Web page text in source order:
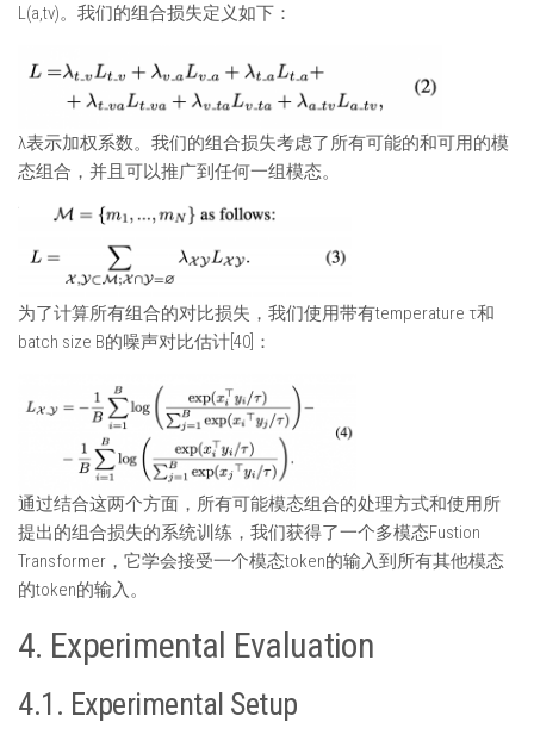
L(a,tv)。我们的组合损失定义如下：
λ表示加权系数。我们的组合损失考虑了所有可能的和可用的模
态组合，并且可以推广到任何一组模态。
为了计算所有组合的对比损失，我们使用带有temperature τ和
batch size B的噪声对比估计[40]：
通过结合这两个方面，所有可能模态组合的处理方式和使用所
提出的组合损失的系统训练，我们获得了一个多模态Fustion
Transformer，它学会接受一个模态token的输入到所有其他模态
的token的输入。
4. Experimental Evaluation
4.1. Experimental Setup